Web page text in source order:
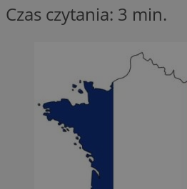
Czas czytania: 3 min.